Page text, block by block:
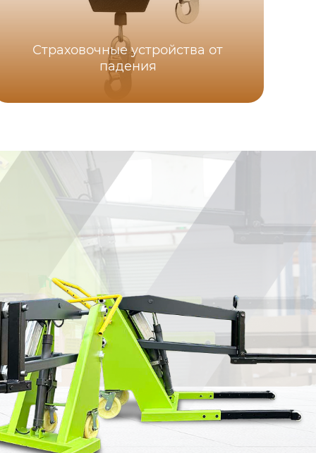
Страховочные устройства от
падения